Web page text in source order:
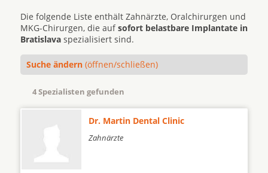
Die folgende Liste enthält Zahnärzte, Oralchirurgen und
MKG-Chirurgen, die aufsofort belastbare Implantate in
Bratislava spezialisiert sind.
Suche ändern (öffnen/schließen)
4 Spezialisten gefunden
Dr. Martin Dental Clinic
Zahnärzte